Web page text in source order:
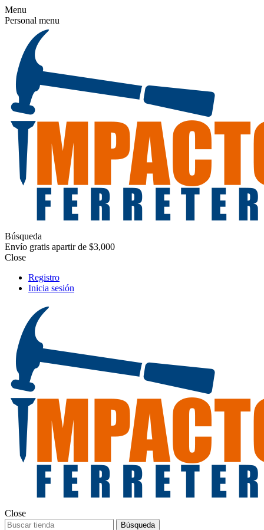
Menu
Personal menu
Búsqueda
Envío gratis apartir de $3,000
Close
Registro
Inicia sesión
Close
Búsqueda